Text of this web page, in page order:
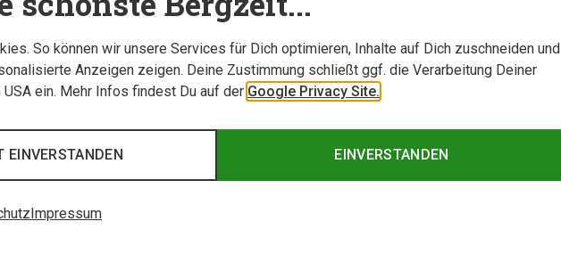
2 von 2 Artikel angesehen
So können wir unsere Services für Dich optimieren, Inhalte auf Dich zuschneiden und
Anzeigen zeigen. Deine Zustimmung schließt ggf. die Verarbeitung Deiner
USA ein. Mehr Infos findest Du auf der Google Privacy Site.
EINVERSTANDEN
EINVERSTANDEN
Impressum